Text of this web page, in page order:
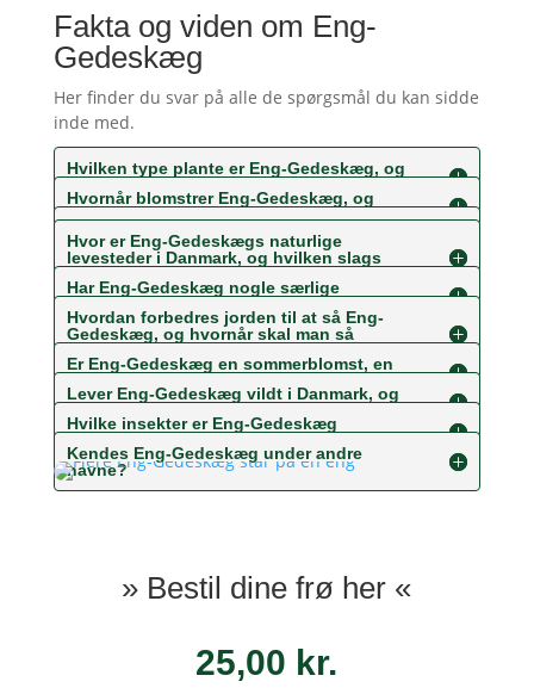
Fakta og viden om Eng-
Gedeskæg
Her finder du svar på alle de spørgsmål du kan sidde
inde med.
Hvilken type plante er Eng-Gedeskæg, og
Hvornår blomstrer Eng-Gedeskæg, og
hvilken farve er blomsterne?
Hvor er Eng-Gedeskægs naturlige
levesteder i Danmark, og hvilken slags
Har Eng-Gedeskæg nogle særlige
Hvordan forbedres jorden til at så Eng-
Gedeskæg, og hvornår skal man så
Er Eng-Gedeskæg en sommerblomst, en
Lever Eng-Gedeskæg vildt i Danmark, og
Hvilke insekter er Eng-Gedeskæg
Kendes Eng-Gedeskæg under andre
navne?
» Bestil dine frø her «
25,00 kr.